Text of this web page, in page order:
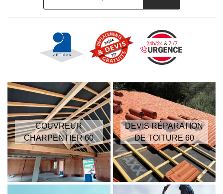
COUVREUR
CHARPENTIER 60
DEVIS RÉPARATION
DE TOITURE 60